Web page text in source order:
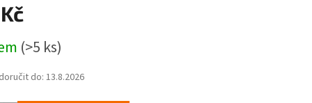
(>5 ks)
do: 13.8.2026